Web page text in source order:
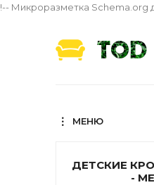
!-- Микроразметка Schema.org
МЕНЮ
ДЕТСКИЕ
-